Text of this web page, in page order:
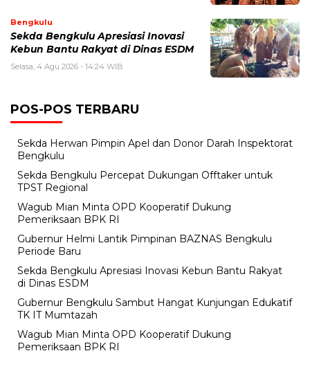
Bengkulu
Sekda Bengkulu Apresiasi Inovasi
Kebun Bantu Rakyat di Dinas ESDM
Selasa, 4 Agu 2026 - 14:24 WIB
POS-POS TERBARU
Sekda Herwan Pimpin Apel dan Donor Darah Inspektorat
Bengkulu
Sekda Bengkulu Percepat Dukungan Offtaker untuk
TPST Regional
Wagub Mian Minta OPD Kooperatif Dukung
Pemeriksaan BPK RI
Gubernur Helmi Lantik Pimpinan BAZNAS Bengkulu
Periode Baru
Sekda Bengkulu Apresiasi Inovasi Kebun Bantu Rakyat
di Dinas ESDM
Gubernur Bengkulu Sambut Hangat Kunjungan Edukatif
TK IT Mumtazah
Wagub Mian Minta OPD Kooperatif Dukung
Pemeriksaan BPK RI